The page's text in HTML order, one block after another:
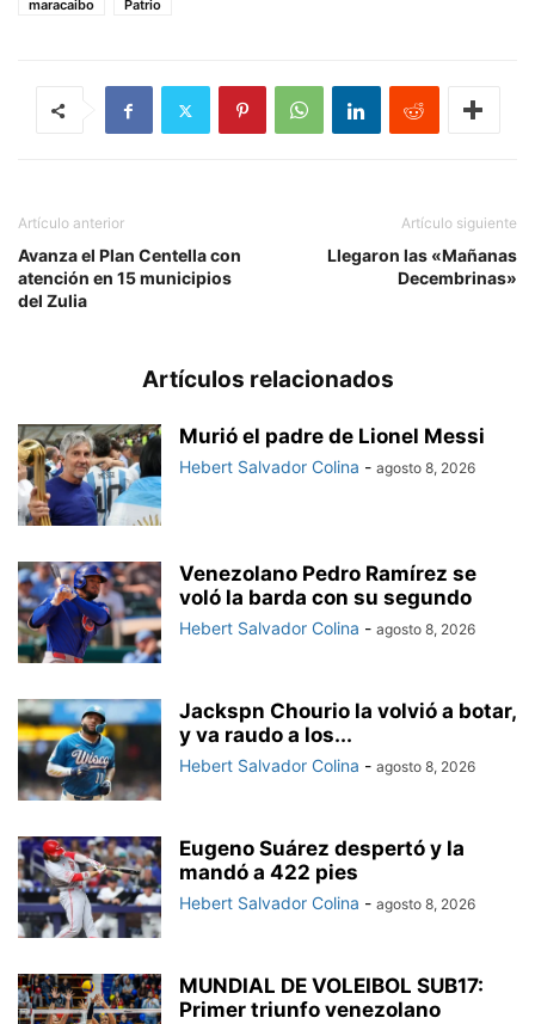
maracaibo Patrio
Artículo anterior
Avanza el Plan Centella con
atención en 15 municipios
del Zulia
Artículo siguiente
Llegaron las «Mañanas
Decembrinas»
Artículos relacionados
Murió el padre de Lionel Messi
Hebert Salvador Colina - agosto 8, 2026
Venezolano Pedro Ramírez se
voló la barda con su segundo
Hebert Salvador Colina - agosto 8, 2026
Jackspn Chourio la volvió a botar,
y va raudo a los...
Hebert Salvador Colina - agosto 8, 2026
Eugeno Suárez despertó y la
mandó a 422 pies
Hebert Salvador Colina - agosto 8, 2026
MUNDIAL DE VOLEIBOL SUB17:
Primer triunfo venezolano